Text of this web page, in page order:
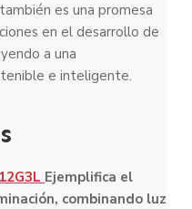
es una promesa
en el desarrollo de
a una
e inteligente.
Ejemplifica el
combinando luz